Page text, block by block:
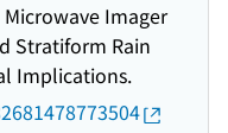
Imager
Stratiform Rain
Implications.